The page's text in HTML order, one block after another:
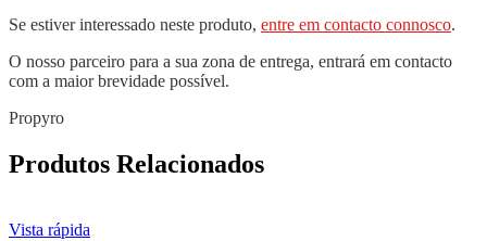
Se estiver interessado neste produto, entre em contacto connosco.
O nosso parceiro para a sua zona de entrega, entrará em contacto
com a maior brevidade possível.
Propyro
Produtos Relacionados
Vista rápida